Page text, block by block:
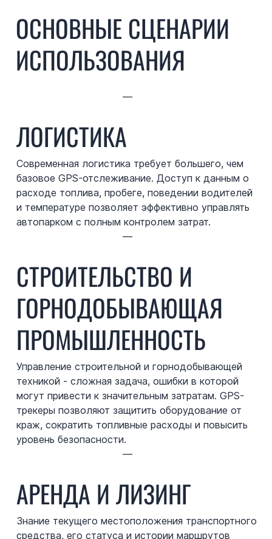
ОСНОВНЫЕ СЦЕНАРИИ
ИСПОЛЬЗОВАНИЯ
—
ЛОГИСТИКА
Современная логистика требует большего, чем
базовое GPS-отслеживание. Доступ к данным о
расходе топлива, пробеге, поведении водителей
и температуре позволяет эффективно управлять
автопарком с полным контролем затрат.
—
СТРОИТЕЛЬСТВО И
ГОРНОДОБЫВАЮЩАЯ
ПРОМЫШЛЕННОСТЬ
Управление строительной и горнодобывающей
техникой - сложная задача, ошибки в которой
могут привести к значительным затратам. GPS-
трекеры позволяют защитить оборудование от
краж, сократить топливные расходы и повысить
уровень безопасности.
—
АРЕНДА И ЛИЗИНГ
Знание текущего местоположения транспортного
средства, его статуса и истории маршрутов